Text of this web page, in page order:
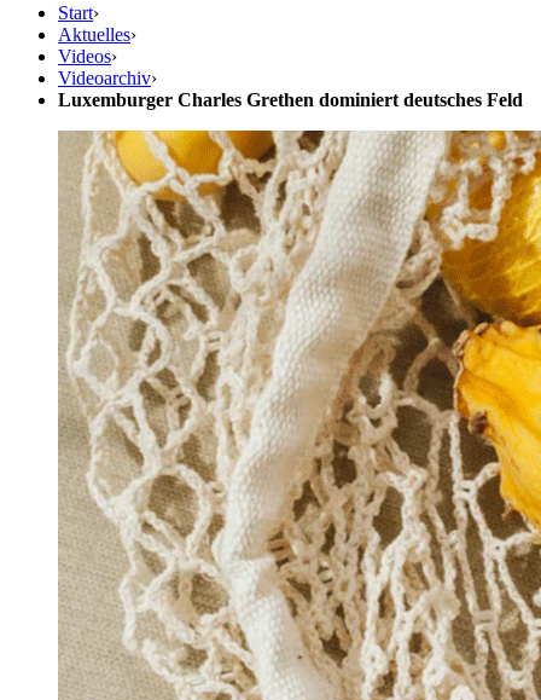
Start›
Aktuelles›
Videos›
Videoarchiv›
Luxemburger Charles Grethen dominiert deutsches Feld